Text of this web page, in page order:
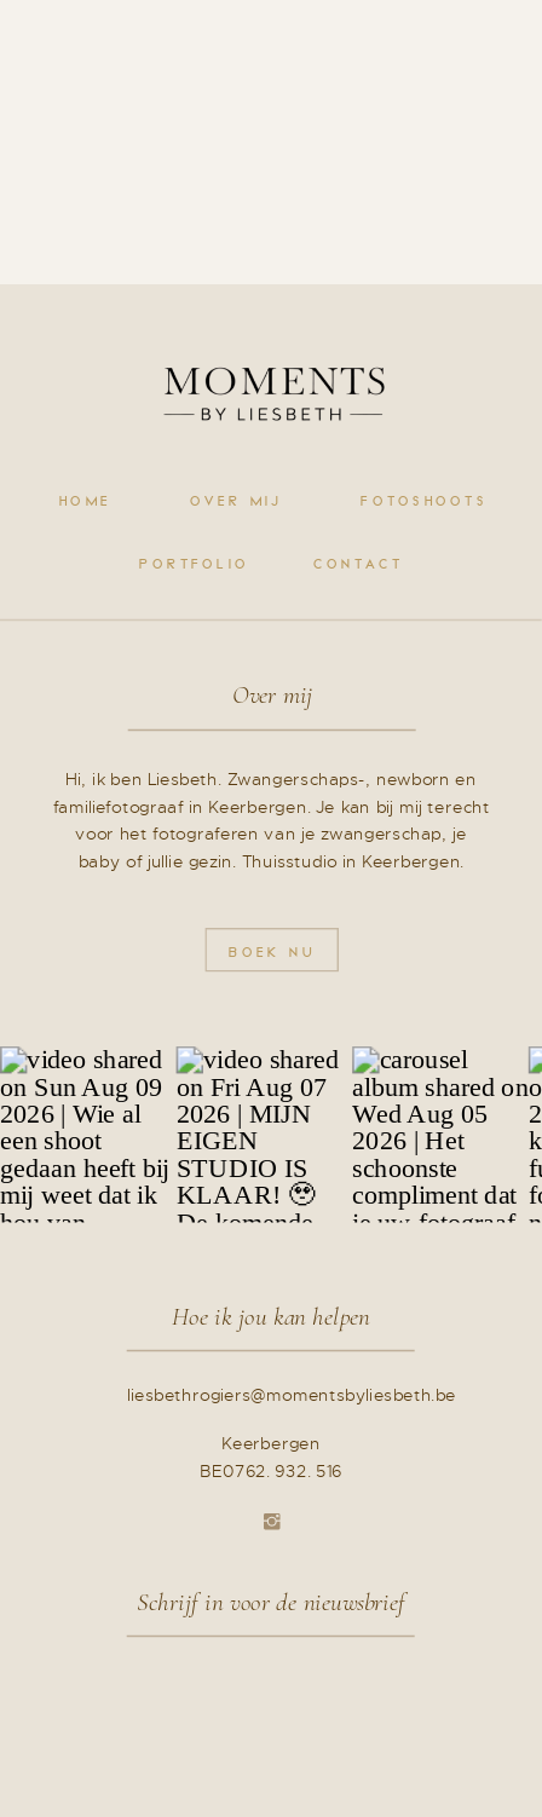
Schrijf in voor de nieuwsbrief
Keerbergen
BE0762. 932. 516
liesbethrogiers@momentsbyliesbeth.be
Hoe ik jou kan helpen
Hi, ik ben Liesbeth. Zwangerschaps-, newborn en
familiefotograaf in Keerbergen. Je kan bij mij terecht
voor het fotograferen van je zwangerschap, je
baby of jullie gezin. Thuisstudio in Keerbergen.
Over mij
CONTACT
OVER MIJ
PORTFOLIO
FOTOSHOOTS
HOME
BOEK NU